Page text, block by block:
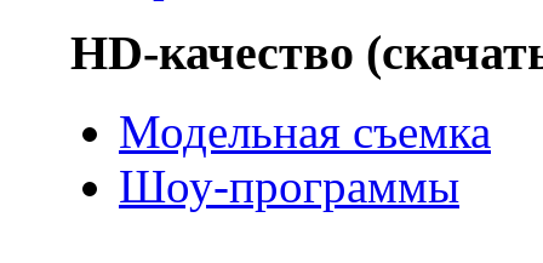
HD-качество
Модельная съемка
Шоу-программы